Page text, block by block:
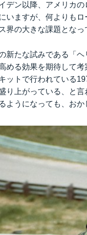
デン以降、アメリカ
いますが、何よりも
界の大きな課題となっ
新たな試みである「
める効果を期待して
ットで行われている
り上がっている、と
ようになっても、お